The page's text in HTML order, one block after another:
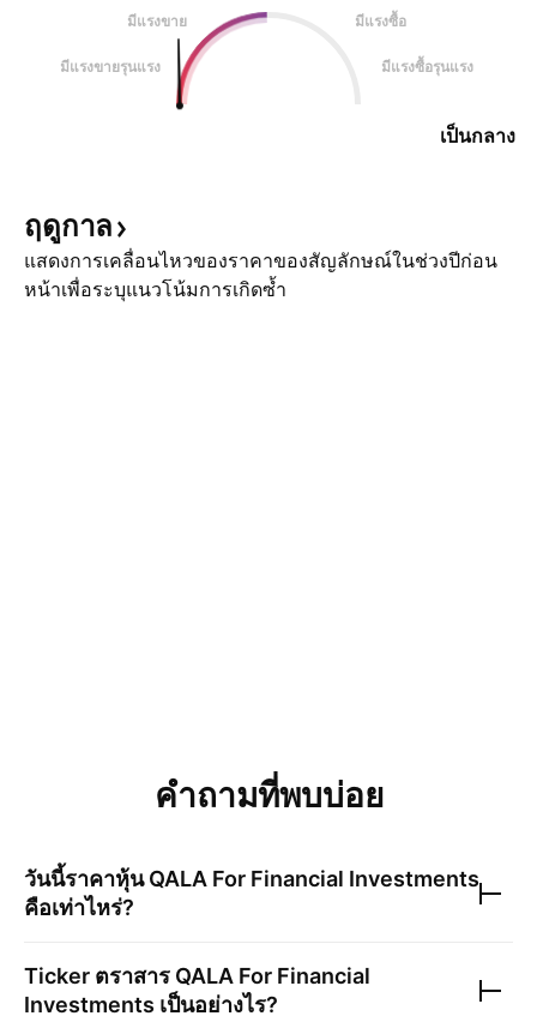
มีแรงขาย
มีแรงซื้อ
มีแรงขายรุนแรง มีแรงซื้อรุนแรง
เป็นกลาง
ฤดูกาล
แสดงการเคลื่อนไหวของราคาของสัญลักษณ์ในช่วงปีก่อน
หน้าเพื่อระบุแนวโน้มการเกิดซ้ำ
คำถามที่พบบ่อย
วันนี้ราคาหุ้นQALA For Financial Investments
คือเท่าไหร่?
Ticker ตราสาร QALA For Financial
Investments เป็นอย่างไร?